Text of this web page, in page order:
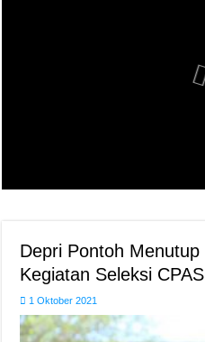
Depri Pontoh
Kegiatan Seleksi
1 Oktober 2021